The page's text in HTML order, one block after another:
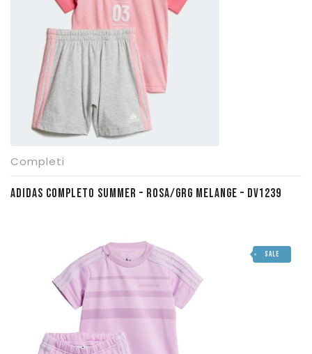
Completi
ADIDAS COMPLETO SUMMER – ROSA/GRG MELANGE – DV1239
SALE